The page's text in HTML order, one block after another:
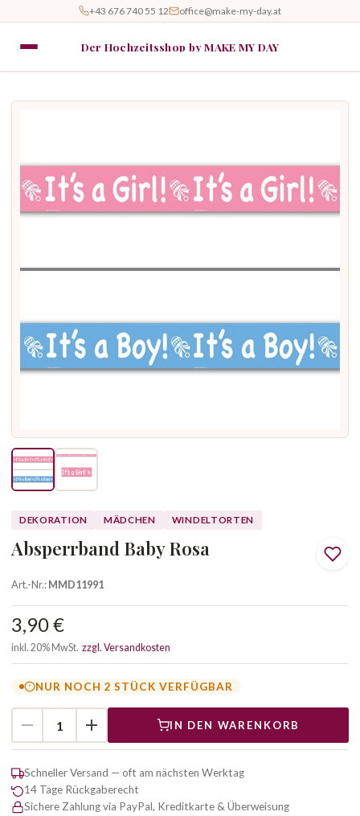
+43 676 740 55 12 office@make-my-day.at
Der Hochzeitsshop by MAKE MY DAY
DEKORATION MÄDCHEN WINDELTORTEN
Absperrband Baby Rosa
Art.-Nr.:MMD11991
3,90 €
inkl. 20% MwSt. zzgl. Versandkosten
NUR NOCH 2 STÜCK VERFÜGBAR
IN DEN WARENKORB
Schneller Versand — oft am nächsten Werktag
14 Tage Rückgaberecht
Sichere Zahlung via PayPal, Kreditkarte & Überweisung